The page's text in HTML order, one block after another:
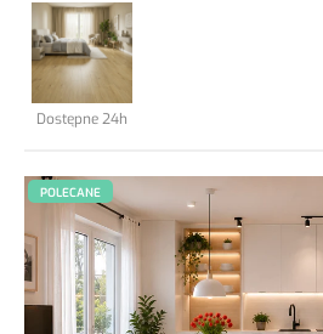
Kontakt
.
Dostępne 24h
POLECANE